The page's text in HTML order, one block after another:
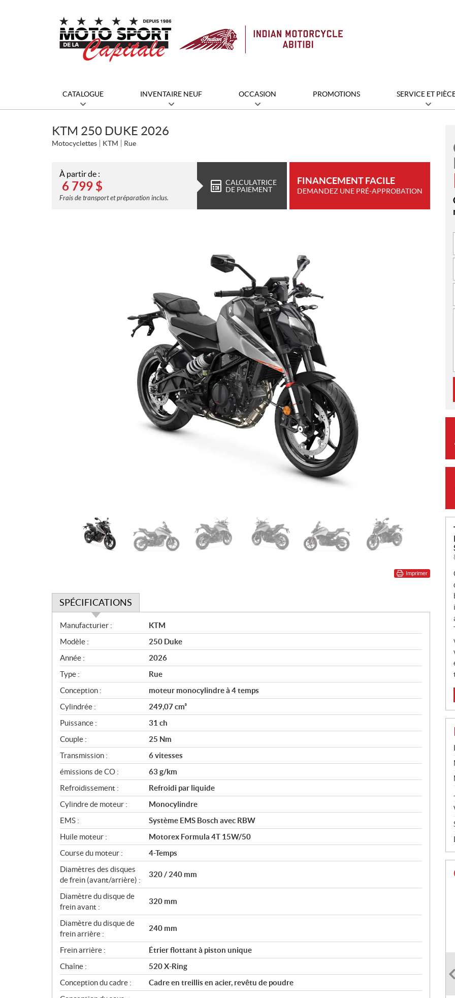
CATALOGUE INVENTAIRE NEUF OCCASION PROMOTIONS SERVICE ET
KTM 250 DUKE 2026
Motocyclettes KTM Rue
À partir de :
6 799 $
Frais de transport et préparation inclus.
CALCULATRICE
DE PAIEMENT
FINANCEMENT FACILE
DEMANDEZ UNE PRÉ-APPROBATION
Imprimer
SPÉCIFICATIONS
S
p
é
c
i
f
i
c
a
t
i
o
n
s
Manufacturier :
KTM
Modèle :
250 Duke
Année :
2026
Type :
Rue
Conception :
moteur monocylindre à 4 temps
Cylindrée :
249,07 cm³
Puissance :
31 ch
Couple :
25 Nm
Transmission :
6 vitesses
émissions de CO :
63 g/km
Refroidissement :
Refroidi par liquide
Cylindre de moteur :
Monocylindre
EMS :
Système EMS Bosch avec RBW
Huile moteur :
Motorex Formula 4T 15W/50
Course du moteur :
4-Temps
Diamètres des disques
de frein (avant/arrière) :
320 / 240 mm
Diamètre du disque de
frein avant :
320 mm
Diamètre du disque de
frein arrière :
240 mm
Frein arrière :
Étrier flottant à piston unique
Chaîne :
520 X-Ring
Conception du cadre :
Cadre en treillis en acier, revêtu de poudre